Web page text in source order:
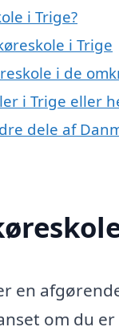
i Trige?
i Trige
i de
i Trige eller
dele af
en
om du